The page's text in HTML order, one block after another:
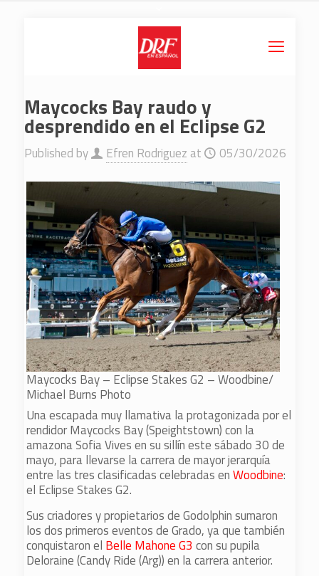
Maycocks Bay raudo y
desprendido en el Eclipse G2
Published by Efren Rodriguez at 05/30/2026
Maycocks Bay – Eclipse Stakes G2 – Woodbine/
Michael Burns Photo
Una escapada muy llamativa la protagonizada por el
rendidor Maycocks Bay (Speightstown) con la
amazona Sofia Vives en su sillín este sábado 30 de
mayo, para llevarse la carrera de mayor jerarquía
entre las tres clasificadas celebradas enWoodbine:
el Eclipse Stakes G2.
Sus criadores y propietarios de Godolphin sumaron
los dos primeros eventos de Grado, ya que también
conquistaron el Belle Mahone G3 con su pupila
Deloraine (Candy Ride (Arg)) en la carrera anterior.